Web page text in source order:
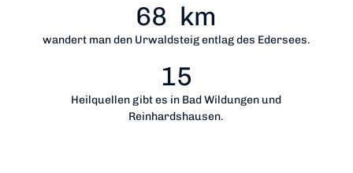
68 km
wandert man den Urwaldsteig entlag des Edersees.
15
Heilquellen gibt es in Bad Wildungen und
Reinhardshausen.